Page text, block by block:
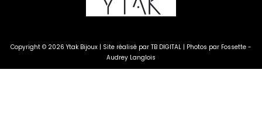
Copyright © 2026 Ytak Bijoux | Site réalisé par TB DIGITAL | Photos par Fossette -
Audrey Langlois